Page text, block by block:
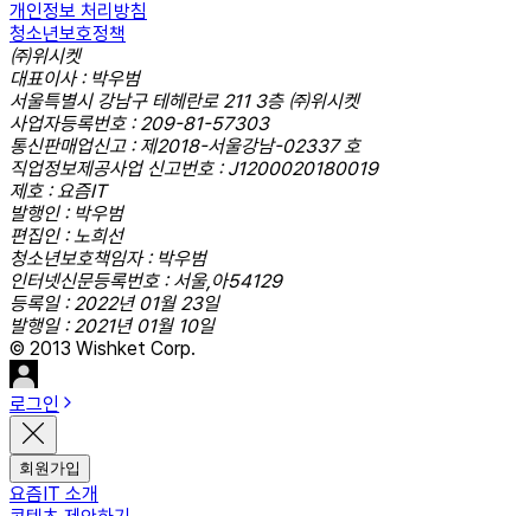
개인정보 처리방침
청소년보호정책
㈜위시켓
대표이사 : 박우범
서울특별시 강남구 테헤란로 211 3층 ㈜위시켓
사업자등록번호 : 209-81-57303
통신판매업신고 : 제2018-서울강남-02337 호
직업정보제공사업 신고번호 : J1200020180019
제호 : 요즘IT
발행인 : 박우범
편집인 : 노희선
청소년보호책임자 : 박우범
인터넷신문등록번호 : 서울,아54129
등록일 : 2022년 01월 23일
발행일 : 2021년 01월 10일
© 2013 Wishket Corp.
로그인
회원가입
요즘IT 소개